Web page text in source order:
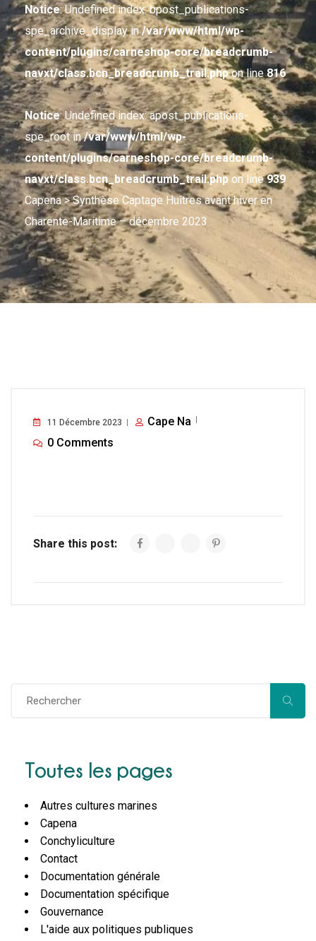
Notice: Undefined index: bpost_publications-
spe_archive_display in/var/www/html/wp-
content/plugins/carneshop-core/breadcrumb-
navxt/class.bcn_breadcrumb_trail.phpon line816
Notice: Undefined index: apost_publications-
spe_root in/var/www/html/wp-
content/plugins/carneshop-core/breadcrumb-
navxt/class.bcn_breadcrumb_trail.phpon line939
Capena> Synthèse Captage Huîtres avant hiver en
Charente-Maritime – décembre 2023
11 Décembre 2023
Cape Na
0 Comments
Share this post:
Toutes les pages
Autres cultures marines
Capena
Conchyliculture
Contact
Documentation générale
Documentation spécifique
Gouvernance
L'aide aux politiques publiques